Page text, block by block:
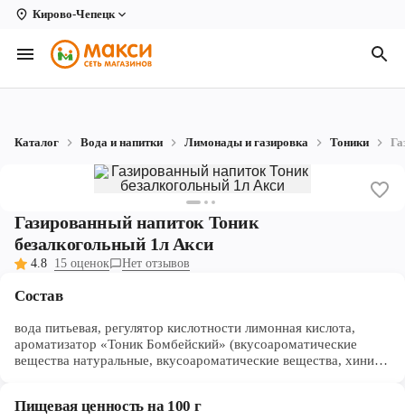
Кирово-Чепецк
Вологда
Архангельск
Коряжма
Котлас
Новодвинск
Рыбинск
Череповец
Каталог Вода и напитки Лимонады и газировка Тоники
Газированный напиток Тоник
безалкогольный 1л Акси
4.8 15 оценок Нет отзывов
Состав
вода питьевая, регулятор кислотности лимонная кислота,
ароматизатор «Тоник Бомбейский» (вкусоароматические
вещества натуральные, вкусоароматические вещества, хинин),
Пищевая ценность на 100 г